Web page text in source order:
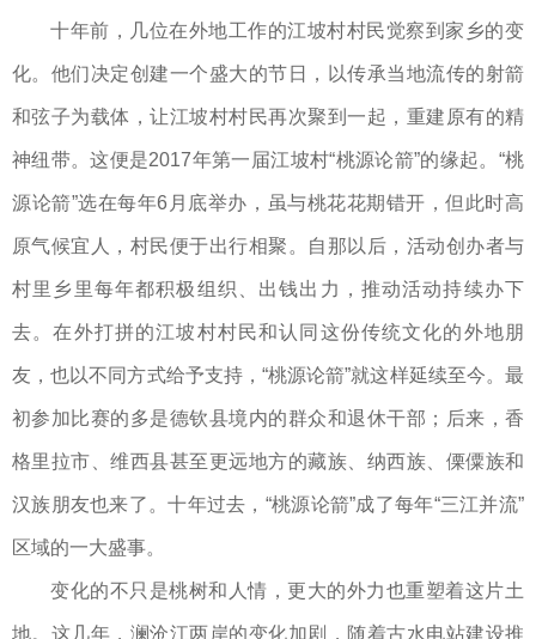
十年前，几位在外地工作的江坡村村民觉察到家乡的变
化。他们决定创建一个盛大的节日，以传承当地流传的射箭
和弦子为载体，让江坡村村民再次聚到一起，重建原有的精
神纽带。这便是2017年第一届江坡村“桃源论箭”的缘起。“桃
源论箭”选在每年6月底举办，虽与桃花花期错开，但此时高
原气候宜人，村民便于出行相聚。自那以后，活动创办者与
村里乡里每年都积极组织、出钱出力，推动活动持续办下
去。在外打拼的江坡村村民和认同这份传统文化的外地朋
友，也以不同方式给予支持，“桃源论箭”就这样延续至今。最
初参加比赛的多是德钦县境内的群众和退休干部；后来，香
格里拉市、维西县甚至更远地方的藏族、纳西族、傈僳族和
汉族朋友也来了。十年过去，“桃源论箭”成了每年“三江并流”
区域的一大盛事。
变化的不只是桃树和人情，更大的外力也重塑着这片土
地。这几年，澜沧江两岸的变化加剧，随着古水电站建设推